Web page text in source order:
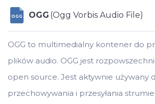
OGG OGG (Ogg Vorbis Audio File)
OGG to multimedialny kontener do
plików audio. OGG jest
open source. Jest aktywnie używany
przechowywania i przesyłania